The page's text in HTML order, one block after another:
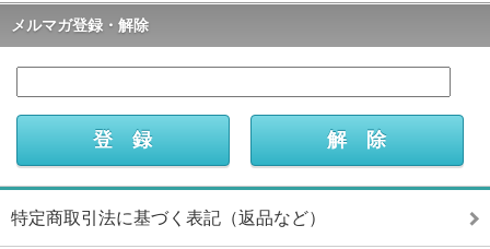
メルマガ登録・解除
特定商取引法に基づく表記（返品など）